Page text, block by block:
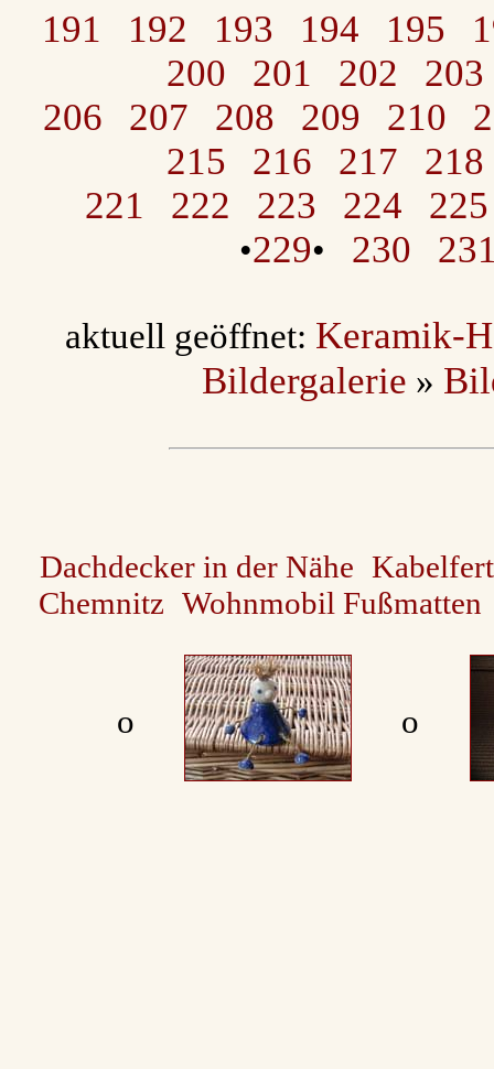
191
192 193 194 195
200
201 202
203
206
207 208 209 210
215
216 217
218
221
222 223 224 225
•229• 230
aktuell geöffnet: Keramik-
Bildergalerie »
Dachdecker in der Nähe
Chemnitz Wohnmobil Fußmatten
ο ο